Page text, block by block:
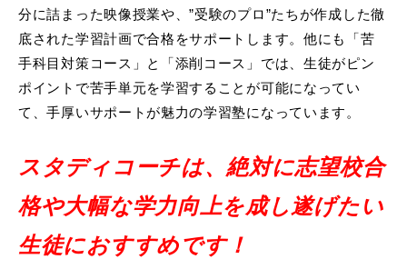
分に詰まった映像授業や、”受験のプロ”たちが作成した徹
底された学習計画で合格をサポートします。他にも「苦
手科目対策コース」と「添削コース」では、生徒がピン
ポイントで苦手単元を学習することが可能になってい
て、手厚いサポートが魅力の学習塾になっています。
スタディコーチは、絶対に志望校合
格や大幅な学力向上を成し遂げたい
生徒におすすめです！